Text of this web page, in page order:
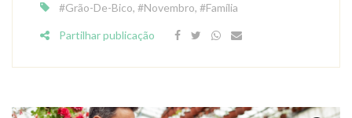
#Grão-De-Bico, #Novembro, #Família
Partilhar publicação